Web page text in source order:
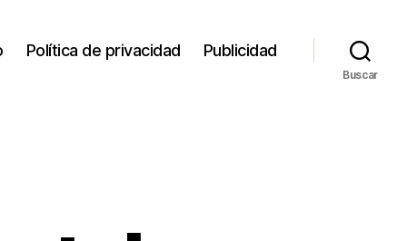
Política de privacidad Publicidad
Buscar